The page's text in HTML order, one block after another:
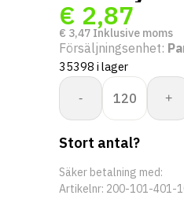
€ 2,87
€ 3,47 Inklusive moms
Försäljningsenhet:
35398 i lager
-
Proway:
Boxer
PWH-
1014VW
+
Stort antal?
Säker betalning med:
Artikelnr: 200-101-401-